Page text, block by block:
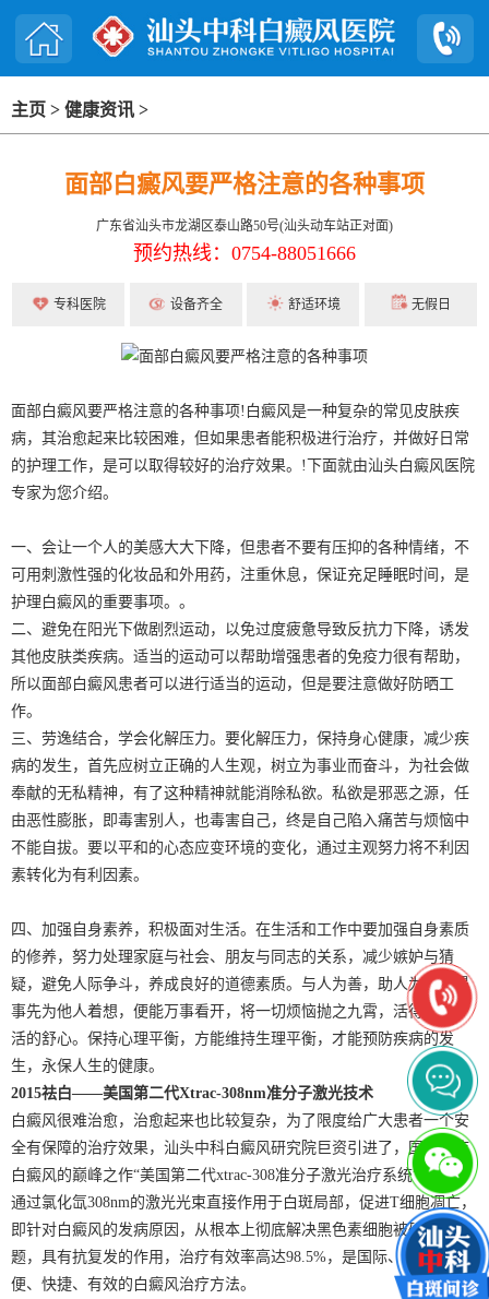
主页 > 健康资讯 >
面部白癜风要严格注意的各种事项
广东省汕头市龙湖区泰山路50号(汕头动车站正对面)
预约热线：0754-88051666
专科医院 设备齐全 舒适环境 无假日
面部白癜风要严格注意的各种事项!白癜风是一种复杂的常见皮肤疾
病，其治愈起来比较困难，但如果患者能积极进行治疗，并做好日常
的护理工作，是可以取得较好的治疗效果。!下面就由汕头白癜风医院
专家为您介绍。
一、会让一个人的美感大大下降，但患者不要有压抑的各种情绪，不
可用刺激性强的化妆品和外用药，注重休息，保证充足睡眠时间，是
护理白癜风的重要事项。。
二、避免在阳光下做剧烈运动，以免过度疲惫导致反抗力下降，诱发
其他皮肤类疾病。适当的运动可以帮助增强患者的免疫力很有帮助，
所以面部白癜风患者可以进行适当的运动，但是要注意做好防晒工
作。
三、劳逸结合，学会化解压力。要化解压力，保持身心健康，减少疾
病的发生，首先应树立正确的人生观，树立为事业而奋斗，为社会做
奉献的无私精神，有了这种精神就能消除私欲。私欲是邪恶之源，任
由恶性膨胀，即毒害别人，也毒害自己，终是自己陷入痛苦与烦恼中
不能自拔。要以平和的心态应变环境的变化，通过主观努力将不利因
素转化为有利因素。
四、加强自身素养，积极面对生活。在生活和工作中要加强自身素质
的修养，努力处理家庭与社会、朋友与同志的关系，减少嫉妒与猜
疑，避免人际争斗，养成良好的道德素质。与人为善，助人为乐，遇
事先为他人着想，便能万事看开，将一切烦恼抛之九霄，活得开心，
活的舒心。保持心理平衡，方能维持生理平衡，才能预防疾病的发
生，永保人生的健康。
2015祛白——美国第二代Xtrac-308nm准分子激光技术
白癜风很难治愈，治愈起来也比较复杂，为了限度给广大患者一个安
全有保障的治疗效果，汕头中科白癜风研究院巨资引进了，国际治疗
白癜风的巅峰之作“美国第二代xtrac-308准分子激光治疗系统”该技术
通过氯化氙308nm的激光光束直接作用于白斑局部，促进T细胞凋亡，
即针对白癜风的发病原因，从根本上彻底解决黑色素细胞被破坏的问
题，具有抗复发的作用，治疗有效率高达98.5%，是国际、安全、方
便、快捷、有效的白癜风治疗方法。